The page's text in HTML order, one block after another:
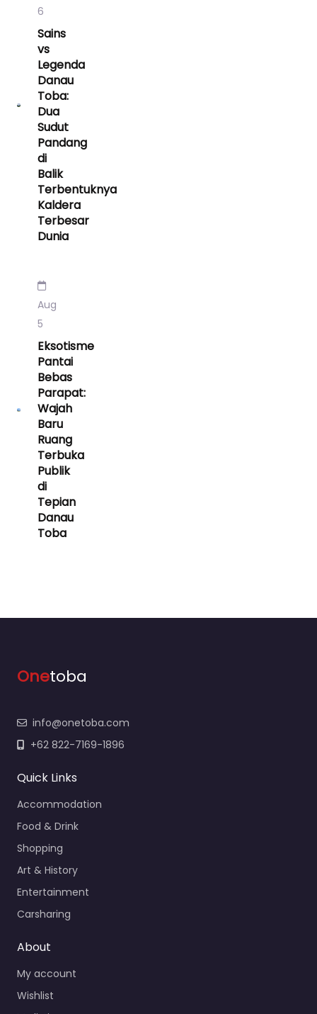
6
Sains
vs
Legenda
Danau
Toba:
Dua
Sudut
Pandang
di
Balik
Terbentuknya
Kaldera
Terbesar
Dunia
Aug
5
Eksotisme
Pantai
Bebas
Parapat:
Wajah
Baru
Ruang
Terbuka
Publik
di
Tepian
Danau
Toba
Onetoba
info@onetoba.com
+62 822-7169-1896
Quick Links
Accommodation
Food & Drink
Shopping
Art & History
Entertainment
Carsharing
About
My account
Wishlist